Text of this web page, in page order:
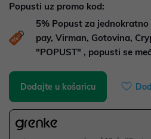
Popusti uz promo kod:
5% Popust za jednokratno
pay, Virman, Gotovina,
"POPUST" , popusti se
Dodajte u košaricu